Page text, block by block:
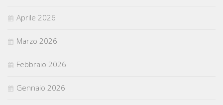
Aprile 2026
Marzo 2026
Febbraio 2026
Gennaio 2026